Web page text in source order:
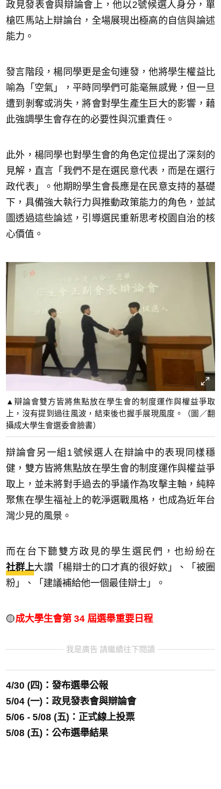
政見發表會與辯論會上，他以2號候選人身分，單
槍匹馬站上辯論台，全場展現出極高的自信與論述
能力。
發言階段，楊同學更是金句連發，他將學生權益比
喻為「空氣」，平時同學們可能毫無感覺，但一旦
遭到剝奪或消失，將會對學生產生巨大的影響，藉
此強調學生會存在的必要性與沉重責任。
此外，楊同學也對學生會的角色定位提出了深刻的
見解，直言「我們不是在選民意代表，而是在選行
政代表」。他期盼學生會長應是在民意支持的基礎
下，具備強大執行力與推動政策能力的角色，並試
圖透過這些論述，引導選民重新思考校園自治的核
心價值。
▲辯論會雙方皆將焦點放在學生會的制度運作與權益爭取
上，沒有提到過往風波，結束後也握手展現風度。（圖／翻
攝成大學生會選委會臉書）
辯論會另一組1號候選人在辯論中的表現同樣穩
健，雙方皆將焦點放在學生會的制度運作與權益爭
取上，並未將對手過去的爭議作為攻擊主軸，純粹
聚焦在學生福祉上的乾淨選戰風格，也成為近年台
灣少見的風景。
而在台下聽雙方政見的學生選民們，也紛紛在
社群上大讚「楊辯士的口才真的很好欸」、「被圈
粉」、「建議補給他一個最佳辯士」。
🟡成大學生會第 34 屆選舉重要日程
我是廣告 請繼續往下閱讀
4/30 (四)：發布選舉公報
5/04 (一)：政見發表會與辯論會
5/06 - 5/08 (五)：正式線上投票
5/08 (五)：公布選舉結果